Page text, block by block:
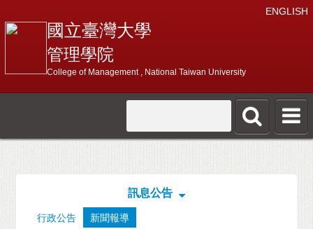
ENGLISH
國立臺灣大學
管理學院
College of Management , National Taiwan University
訊息公告
行政公告 新聞報導